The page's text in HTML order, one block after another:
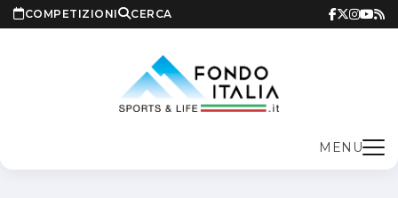
COMPETIZIONI CERCA
MENU